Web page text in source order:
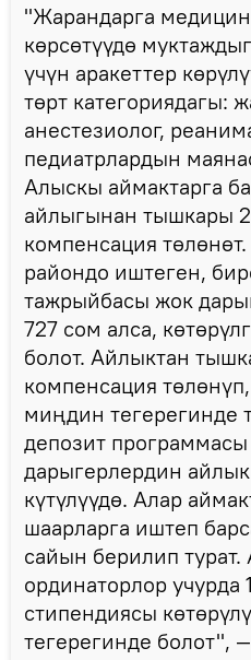
"Жарандарга
көрсөтүүдө
үчүн аракеттер
төрт категориядагы:
анестезиолог,
педиатрлардын
Алыскы аймактарга
айлыгынан тышкары
компенсация
райондо иштеген,
тажрыйбасы жок
727 сом алса,
болот. Айлыктан
компенсация
миңдин тегерегинде
депозит
дарыгерлердин
күтүлүүдө. Алар
шаарларга иштеп
сайын берилип турат.
ординаторлор учурда
стипендиясы
тегерегинде болот",